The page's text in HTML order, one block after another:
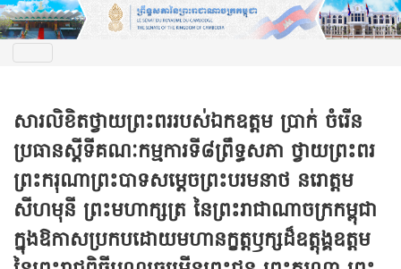
សារលិខិតថ្វាយព្រះពររបស់ឯកឧត្តម ប្រាក់ ចំរើន
ប្រធានស្តីទី​គណៈកម្មការ​ទី៨ព្រឹទ្ធសភា ថ្វាយព្រះពរ
ព្រះករុណាព្រះបាទសម្តេចព្រះបរមនាថ នរោត្តម
សីហមុនី ព្រះមហាក្សត្រ នៃព្រះរាជាណាចក្រកម្ពុជា
ក្នុងឱកាសប្រកបដោយមហានក្ខត្តឫក្សដ៏ឧត្តុង្គឧត្តម